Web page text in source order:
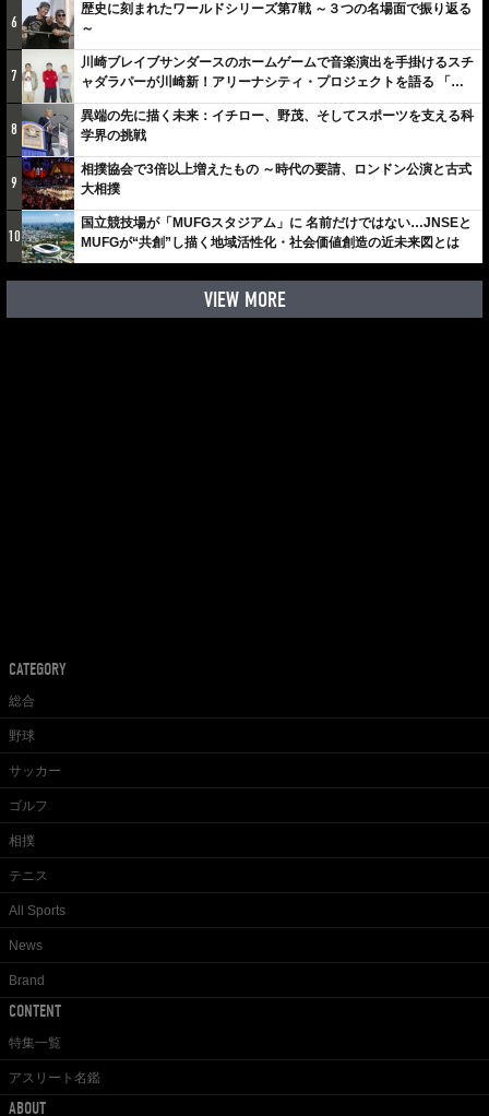
6
歴史に刻まれたワールドシリーズ第7戦 ～３つの名場面で振り返る
～
7
川崎ブレイブサンダースのホームゲームで音楽演出を手掛けるスチ
ャダラパーが川崎新！アリーナシティ・プロジェクトを語る 「楽
しみでしかないでしょ。川崎は、ずっと成長曲線だから」
8
異端の先に描く未来：イチロー、野茂、そしてスポーツを支える科
学界の挑戦
9
相撲協会で3倍以上増えたもの ～時代の要請、ロンドン公演と古式
大相撲
10
国立競技場が「MUFGスタジアム」に 名前だけではない…JNSEと
MUFGが“共創”し描く地域活性化・社会価値創造の近未来図とは
VIEW MORE
CATEGORY
総合
野球
サッカー
ゴルフ
相撲
テニス
All Sports
News
Brand
CONTENT
特集一覧
アスリート名鑑
ABOUT